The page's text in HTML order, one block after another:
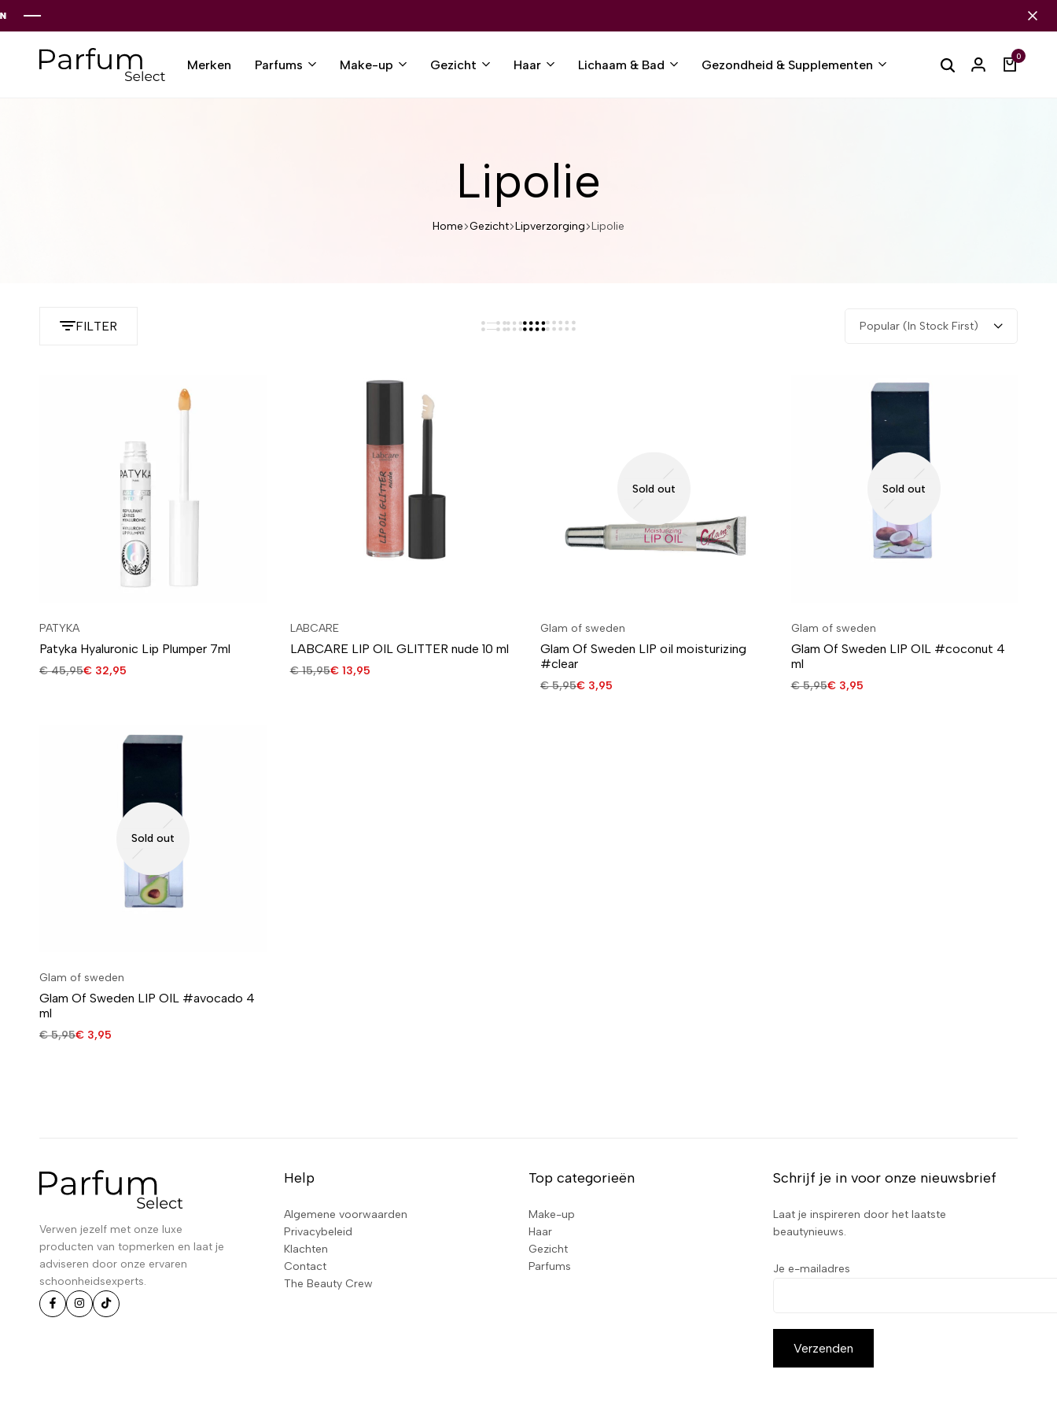
Merken Parfums Make-up Gezicht Haar Lichaam & Bad Gezondheid & Supplementen
0
Lipolie
Home Gezicht Lipverzorging Lipolie
FILTER Popular (In Stock First)
PATYKA
Patyka Hyaluronic Lip Plumper 7ml
€45,95€ 32,95
LABCARE
LABCARE LIP OIL GLITTER nude 10 ml
€15,95€13,95
Sold out
Glam of sweden
Glam Of Sweden LIP oil moisturizing
#clear
€5,95€ 3,95
Sold out
Glam of sweden
Glam Of Sweden LIP OIL #coconut 4
ml
€5,95€3,95
Sold out
Glam of sweden
Glam Of Sweden LIP OIL #avocado 4
ml
€5,95€ 3,95
Verwen jezelf met onze luxe
producten van topmerken en laat je
adviseren door onze ervaren
schoonheidsexperts.
Help
Algemene voorwaarden
Privacybeleid
Klachten
Contact
The Beauty Crew
Top categorieën
Make-up
Haar
Gezicht
Parfums
Schrijf je in voor onze nieuwsbrief
Laat je inspireren door het laatste
beautynieuws.
Je e-mailadres